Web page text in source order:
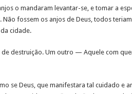
o mandaram levantar-se, e tomar a
fossem os anjos de Deus, todos
cidade.
destruição. Um outro — Aquele com
se Deus, que manifestara tal cuidado e